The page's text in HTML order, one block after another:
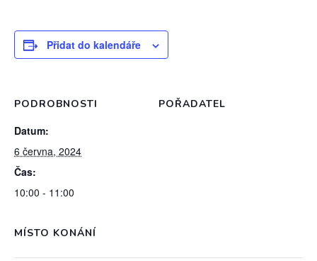
Přidat do kalendáře
PODROBNOSTI
Datum:
6 června, 2024
Čas:
10:00 - 11:00
POŘADATEL
MÍSTO KONÁNÍ